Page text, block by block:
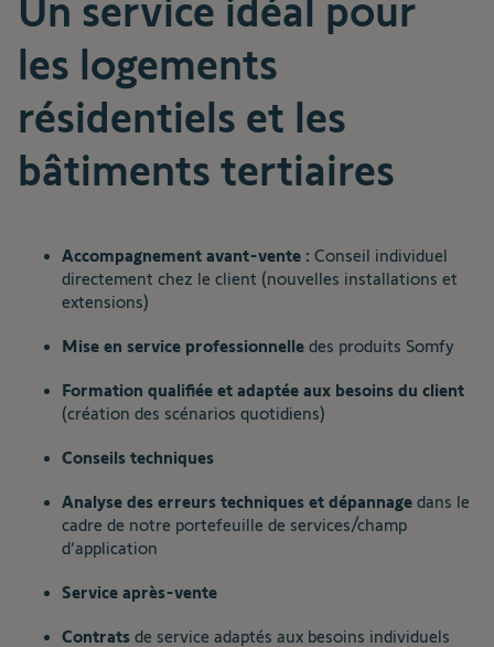
Un service idéal pour
les logements
résidentiels et les
bâtiments tertiaires
Accompagnement avant-vente : Conseil individuel
directement chez le client (nouvelles installations et
extensions)
Mise en service professionnelle des produits Somfy
Formation qualifiée et adaptée aux besoins du client
(création des scénarios quotidiens)
Conseils techniques
Analyse des erreurs techniques et dépannage dans le
cadre de notre portefeuille de services/champ
d’application
Service après-vente
Contrats de service adaptés aux besoins individuels